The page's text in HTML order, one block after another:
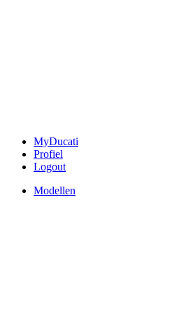
MyDucati
Profiel
Logout
Modellen